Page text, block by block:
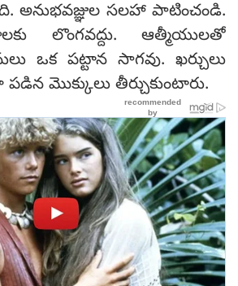
అనుభవజ్ఞుల సలహా పాటించండి.
లొంగవద్దు. ఆత్మీయులతో
ఒక పట్టాన సాగవు. ఖర్చులు
మొక్కులు తీర్చుకుంటారు.